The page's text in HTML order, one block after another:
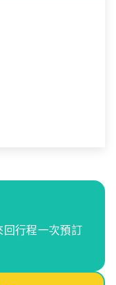
行程一次預訂